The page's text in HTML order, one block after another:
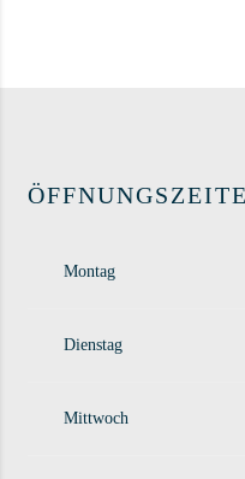
Montag
Dienstag
Mittwoch